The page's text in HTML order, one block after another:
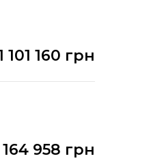
101 160 грн
164 958 грн